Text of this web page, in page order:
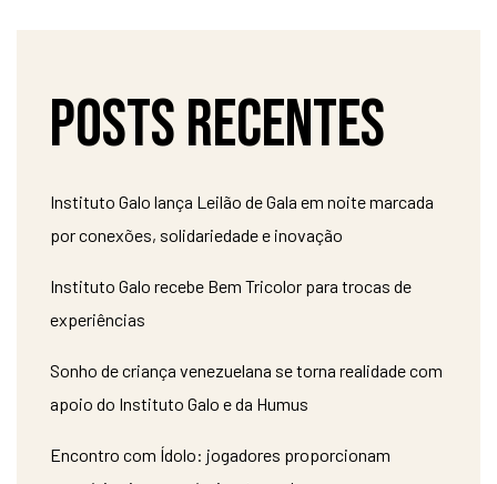
Posts recentes
Instituto Galo lança Leilão de Gala em noite marcada
por conexões, solidariedade e inovação
Instituto Galo recebe Bem Tricolor para trocas de
experiências
Sonho de criança venezuelana se torna realidade com
apoio do Instituto Galo e da Humus
Encontro com Ídolo: jogadores proporcionam